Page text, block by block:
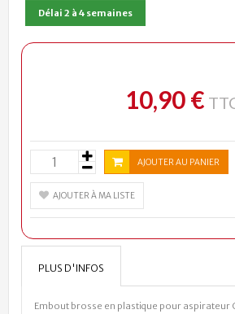
Délai 2 à 4 semaines
10,90 €
AJOUTER AU PANIER
AJOUTER À MA LISTE
PLUS D'INFOS
Embout brosse en plastique pour aspirateur